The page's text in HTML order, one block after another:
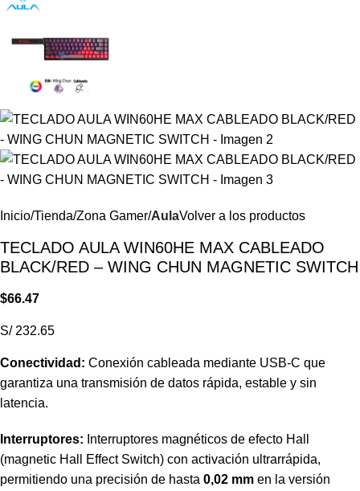
Inicio Tienda Zona Gamer AulaVolver a los productos
TECLADO AULA WIN60HE MAX CABLEADO
BLACK/RED – WING CHUN MAGNETIC SWITCH
$66.47
S/ 232.65
Conectividad: Conexión cableada mediante USB-C que
garantiza una transmisión de datos rápida, estable y sin
latencia.
Interruptores: Interruptores magnéticos de efecto Hall
(magnetic Hall Effect Switch) con activación ultrarrápida,
permitiendo una precisión de hasta 0,02 mm en la versión